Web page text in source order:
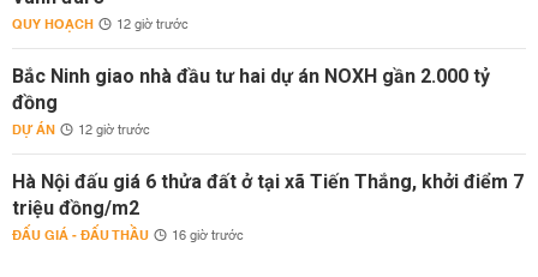
QUY HOẠCH 12 giờ trước
Bắc Ninh giao nhà đầu tư hai dự án NOXH gần 2.000 tỷ
đồng
DỰ ÁN 12 giờ trước
Hà Nội đấu giá 6 thửa đất ở tại xã Tiến Thắng, khởi điểm 7
triệu đồng/m2
ĐẤU GIÁ - ĐẤU THẦU 16 giờ trước